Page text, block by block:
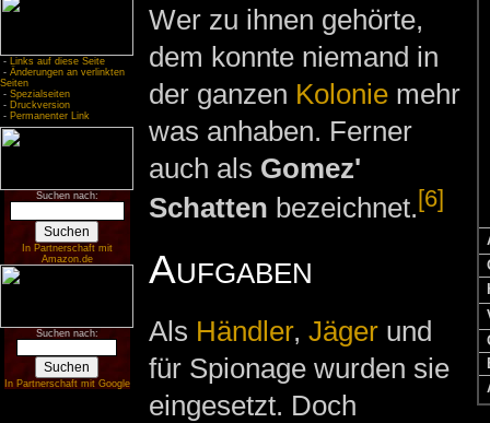
- Links auf diese Seite
- Änderungen an verlinkten
Seiten
- Spezialseiten
- Druckversion
- Permanenter Link
Suchen nach:
In Partnerschaft mit
Amazon.de
Suchen nach:
In Partnerschaft mit Google
Wer zu ihnen gehörte,
dem konnte niemand in
der ganzen Koloniemehr
was anhaben. Ferner
auch als Gomez'
Schatten bezeichnet.[6]
Aufgaben
Als Händler, Jägerund
für Spionage wurden sie
eingesetzt. Doch